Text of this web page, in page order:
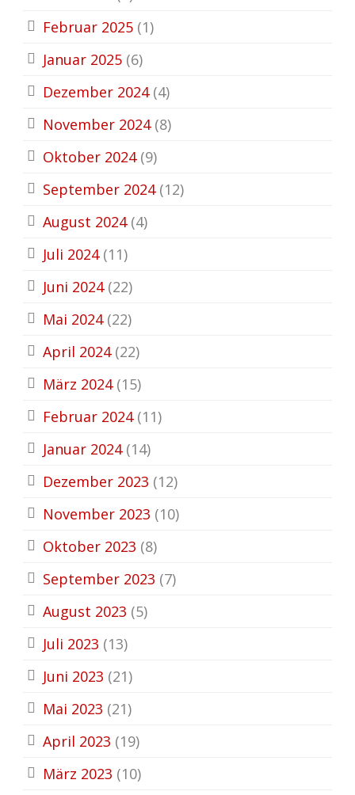
Februar 2025 (1)
Januar 2025 (6)
Dezember 2024(4)
November 2024(8)
Oktober 2024(9)
September 2024(12)
August 2024(4)
Juli 2024(11)
Juni 2024(22)
Mai 2024(22)
April 2024(22)
März 2024(15)
Februar 2024(11)
Januar 2024(14)
Dezember 2023 (12)
November 2023 (10)
Oktober 2023 (8)
September 2023 (7)
August 2023 (5)
Juli 2023 (13)
Juni 2023 (21)
Mai 2023 (21)
April 2023 (19)
März 2023 (10)